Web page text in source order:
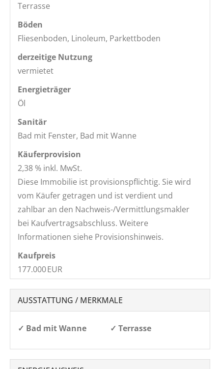
Terrasse
Böden
Fliesenboden, Linoleum, Parkettboden
derzeitige Nutzung
vermietet
Energieträger
Öl
Sanitär
Bad mit Fenster, Bad mit Wanne
Käufer­provision
2,38 % inkl. MwSt.
Diese Immobilie ist provisionspflichtig. Sie wird
vom Käufer getragen und ist verdient und
zahlbar an den Nachweis-/Vermittlungsmakler
bei Kaufvertragsabschluss. Weitere
Informationen siehe Provisionshinweis.
Kaufpreis
177.000 EUR
AUSSTATTUNG / MERKMALE
✓ Bad mit Wanne ✓ Terrasse